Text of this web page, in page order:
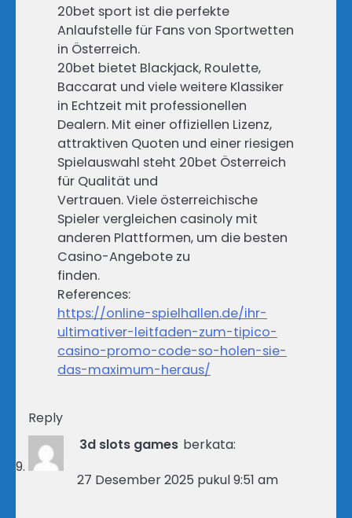
20bet sport ist die perfekte
Anlaufstelle für Fans von Sportwetten
in Österreich.
20bet bietet Blackjack, Roulette,
Baccarat und viele weitere Klassiker
in Echtzeit mit professionellen
Dealern. Mit einer offiziellen Lizenz,
attraktiven Quoten und einer riesigen
Spielauswahl steht 20bet Österreich
für Qualität und
Vertrauen. Viele österreichische
Spieler vergleichen casinoly mit
anderen Plattformen, um die besten
Casino-Angebote zu
finden.
References:
https://online-spielhallen.de/ihr-
ultimativer-leitfaden-zum-tipico-
casino-promo-code-so-holen-sie-
das-maximum-heraus/
Reply
3d slots games berkata:
27 Desember 2025 pukul 9:51 am